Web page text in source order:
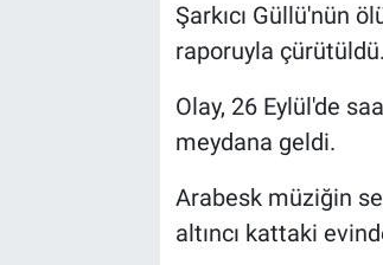
Şarkıcı Güllü'nün
raporuyla çürütüldü.
Olay, 26 Eylül'de
meydana geldi.
Arabesk müziğin
altıncı kattaki